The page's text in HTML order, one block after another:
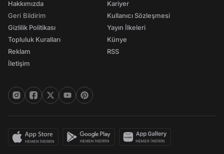
Hakkımızda
Geri Bildirim
Gizlilik Politikası
Topluluk Kuralları
Reklam
İletişim
Kariyer
Kullanıcı Sözleşmesi
Yayın İlkeleri
Künye
RSS